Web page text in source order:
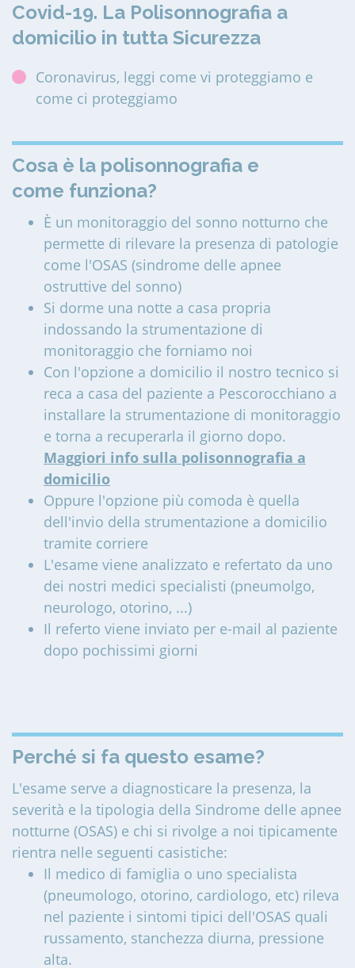
Covid-19. La Polisonnografia a
domicilio in tutta Sicurezza
Coronavirus, leggi come vi proteggiamo e
come ci proteggiamo
Cosa è la polisonnografia e
come funziona?
È un monitoraggio del sonno notturno che
permette di rilevare la presenza di patologie
come l'OSAS (sindrome delle apnee
ostruttive del sonno)
Si dorme una notte a casa propria
indossando la strumentazione di
monitoraggio che forniamo noi
Con l'opzione a domicilio il nostro tecnico si
reca a casa del paziente a Pescorocchiano a
installare la strumentazione di monitoraggio
e torna a recuperarla il giorno dopo.
Maggiori info sulla polisonnografia a
domicilio
Oppure l'opzione più comoda è quella
dell'invio della strumentazione a domicilio
tramite corriere
L'esame viene analizzato e refertato da uno
dei nostri medici specialisti (pneumolgo,
neurologo, otorino, ...)
Il referto viene inviato per e-mail al paziente
dopo pochissimi giorni
Perché si fa questo esame?
L'esame serve a diagnosticare la presenza, la
severità e la tipologia della Sindrome delle apnee
notturne (OSAS) e chi si rivolge a noi tipicamente
rientra nelle seguenti casistiche:
Il medico di famiglia o uno specialista
(pneumologo, otorino, cardiologo, etc) rileva
nel paziente i sintomi tipici dell'OSAS quali
russamento, stanchezza diurna, pressione
alta.